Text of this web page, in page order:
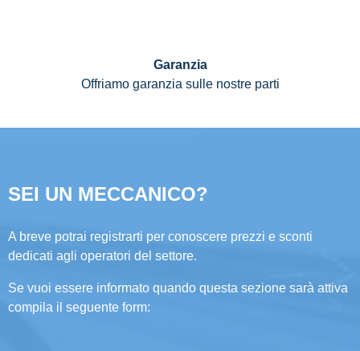
Garanzia
Offriamo garanzia sulle nostre parti
SEI UN MECCANICO?
A breve potrai registrarti per conoscere prezzi e sconti
dedicati agli operatori del settore.
Se vuoi essere informato quando questa sezione sarà attiva
compila il seguente form: